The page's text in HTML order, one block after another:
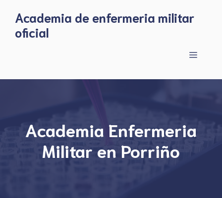
content
Academia de enfermeria militar
oficial
Menu
Academia Enfermeria
Militar en Porriño